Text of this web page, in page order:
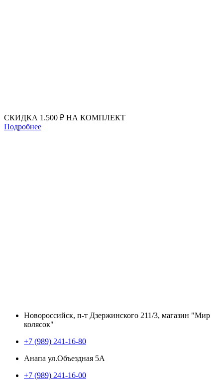
СКИДКА 1.500 ₽ НА КОМПЛЕКТ
Подробнее
Новороссийск, п-т Дзержинского 211/3, магазин "Мир
колясок"
+7 (989) 241-16-80
Анапа ул.Объездная 5А
+7 (989) 241-16-00